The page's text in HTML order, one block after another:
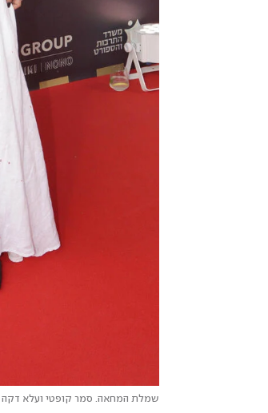
שמלת המחאה. סמר קופטי ועלא דקה